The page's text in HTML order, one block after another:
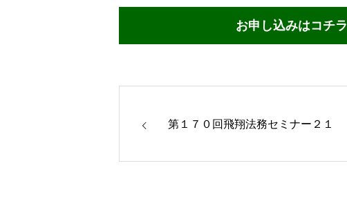
お申し込みはコチラ
第１７０回飛翔法務セミナー２１